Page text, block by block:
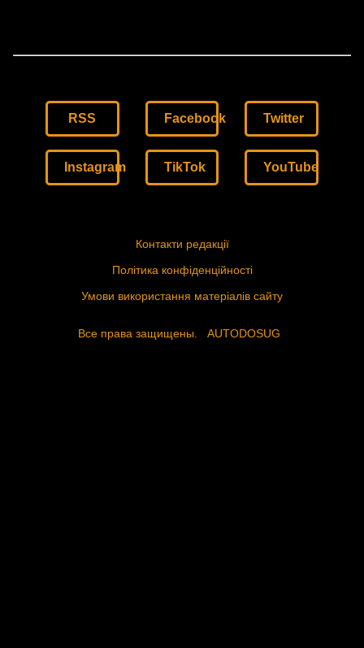
RSS Facebook Twitter
Instagram TikTok YouTube
Контакти редакції
Політика конфіденційності
Умови використання матеріалів сайту
Все права защищены. AUTODOSUG